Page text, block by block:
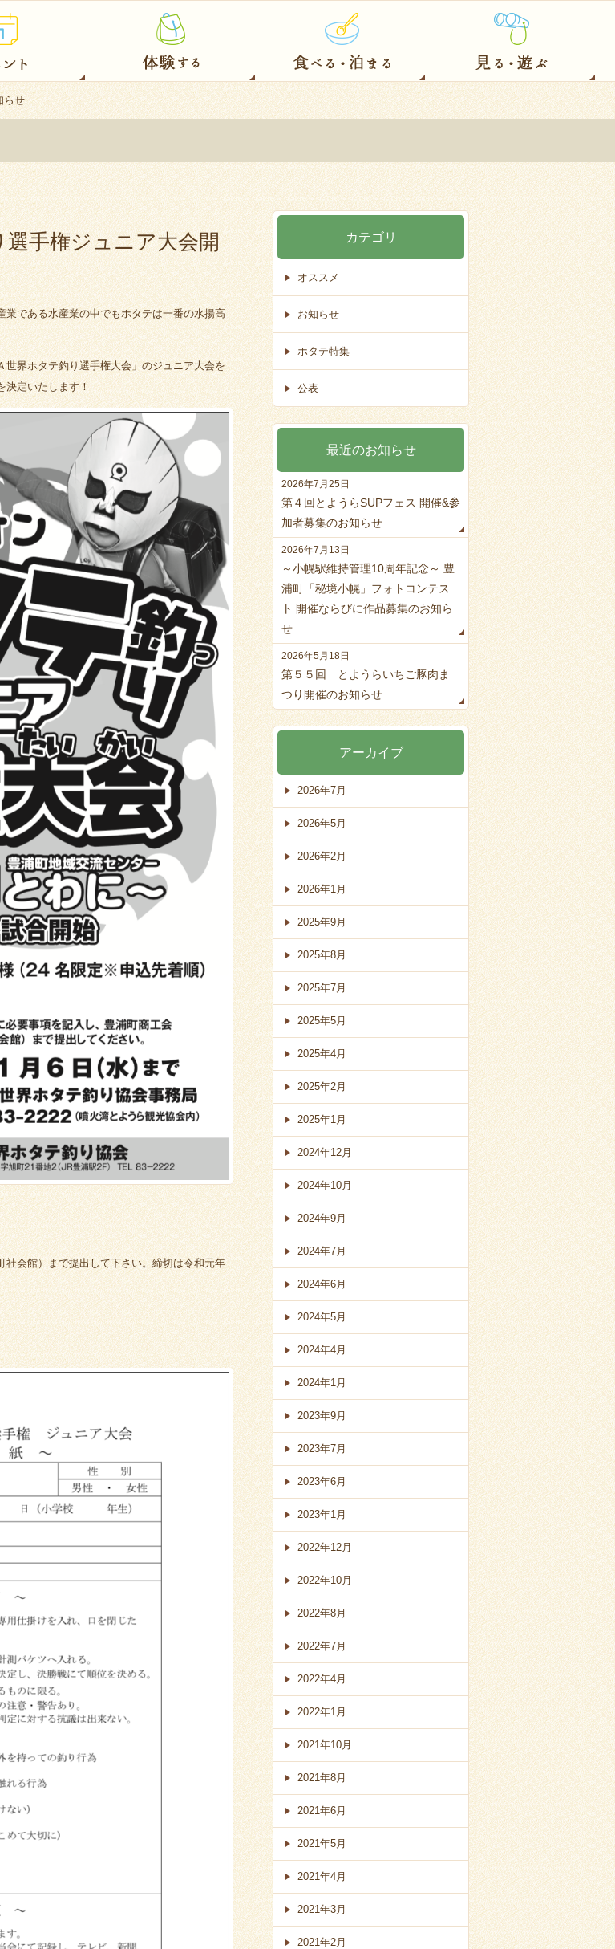
らせ
手権ジュニア大会開
である水産業の中でもホタテは一番の水揚高
界ホタテ釣り選手権大会」のジュニア大会を
決定いたします！
会館）まで提出して下さい。締切は令和元年
カテゴリ
オススメ
お知らせ
ホタテ特集
公表
最近のお知らせ
2026年7月25日
第４回とようらSUPフェス 開催&参
加者募集のお知らせ
2026年7月13日
～小幌駅維持管理10周年記念～ 豊
浦町「秘境小幌」フォトコンテス
ト 開催ならびに作品募集のお知ら
せ
2026年5月18日
第５５回 とようらいちご豚肉ま
つり開催のお知らせ
アーカイブ
2026年7月
2026年5月
2026年2月
2026年1月
2025年9月
2025年8月
2025年7月
2025年5月
2025年4月
2025年2月
2025年1月
2024年12月
2024年10月
2024年9月
2024年7月
2024年6月
2024年5月
2024年4月
2024年1月
2023年9月
2023年7月
2023年6月
2023年1月
2022年12月
2022年10月
2022年8月
2022年7月
2022年4月
2022年1月
2021年10月
2021年8月
2021年6月
2021年5月
2021年4月
2021年3月
2021年2月